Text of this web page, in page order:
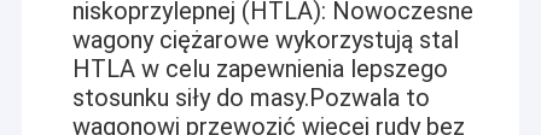
niskoprzylepnej (HTLA): Nowoczesne
wagony ciężarowe wykorzystują stal
HTLA w celu zapewnienia lepszego
stosunku siły do masy.Pozwala to
wagonowi przewozić więcej rudy bez